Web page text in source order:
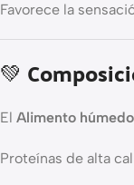
Favorece la
💚
El Alimento
Proteínas de alta